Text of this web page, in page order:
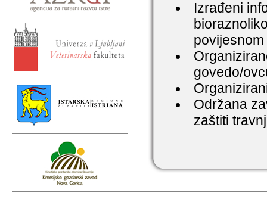
Izrađeni
govedo/
Održana
zaštiti